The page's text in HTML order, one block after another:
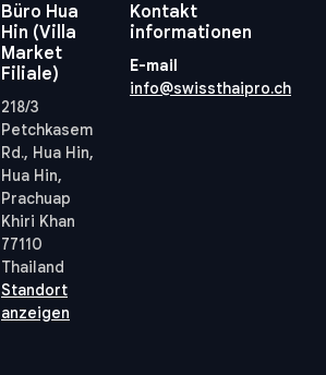
Büro Hua
Hin (Villa
Market
Filiale)
218/3
Petchkasem
Rd., Hua Hin,
Hua Hin,
Prachuap
Khiri Khan
77110
Thailand
Standort
anzeigen
Kontakt
informationen
E-mail
info@swissthaipro.ch